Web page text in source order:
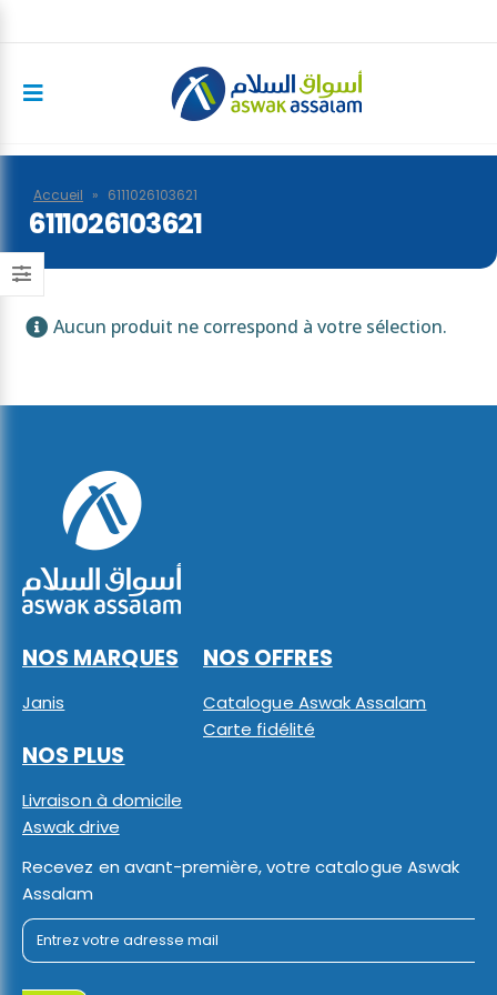
Accueil » 6111026103621
6111026103621
Aucun produit ne correspond à votre sélection.
NOS MARQUES
Janis
NOS OFFRES
Catalogue Aswak Assalam
Carte fidélité
NOS PLUS
Livraison à domicile
Aswak drive
Recevez en avant-première, votre catalogue Aswak
Assalam